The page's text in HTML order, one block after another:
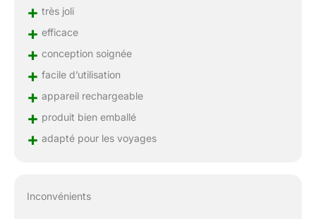
+ très joli
+ efficace
+ conception soignée
+ facile d’utilisation
+ appareil rechargeable
+ produit bien emballé
+ adapté pour les voyages
Inconvénients